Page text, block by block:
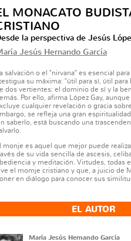
MONACATO
la perspectiva de Jesús
Jesús Hernando García
salvación o el "nirvana" es esencial
su máxima: "útil para sí, útil para
dos vertientes: el dominio de sí y la
Por ello, afirma López Gay,
cualquier revelación o gracia
se refleja una gran
saberlo, está buscando una
monje es aquel que mejor puede
de su vida sencilla de ascesis,
y meditación. Virtudes, todas
el momje cristiano y que, a juicio de
en diálogo para conocer sus
EL AUTOR
María Jesús Hernando García